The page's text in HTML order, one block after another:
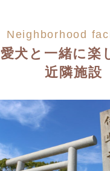
Neighborhood
愛犬と一緒に楽
近隣施設